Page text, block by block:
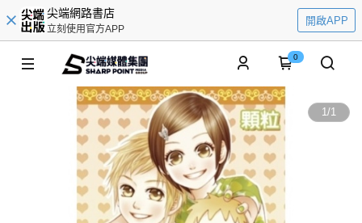
尖端網路書店
立刻使用官方APP
開啟APP
0
1/1